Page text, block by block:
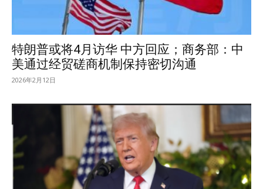
特朗普或将4月访华 中方回应；商务部：中
美通过经贸磋商机制保持密切沟通
2026年2月12日